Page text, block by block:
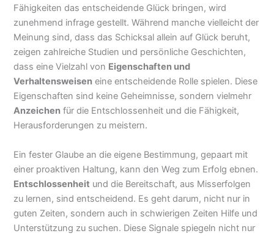
Fähigkeiten das entscheidende Glück bringen, wird
zunehmend infrage gestellt. Während manche vielleicht der
Meinung sind, dass das Schicksal allein auf Glück beruht,
zeigen zahlreiche Studien und persönliche Geschichten,
dass eine Vielzahl von Eigenschaften und
Verhaltensweisen eine entscheidende Rolle spielen. Diese
Eigenschaften sind keine Geheimnisse, sondern vielmehr
Anzeichen für die Entschlossenheit und die Fähigkeit,
Herausforderungen zu meistern.
Ein fester Glaube an die eigene Bestimmung, gepaart mit
einer proaktiven Haltung, kann den Weg zum Erfolg ebnen.
Entschlossenheit und die Bereitschaft, aus Misserfolgen
zu lernen, sind entscheidend. Es geht darum, nicht nur in
guten Zeiten, sondern auch in schwierigen Zeiten Hilfe und
Unterstützung zu suchen. Diese Signale spiegeln nicht nur